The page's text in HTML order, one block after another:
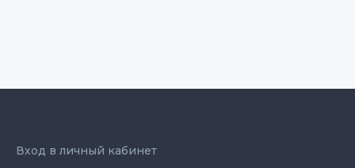
Вход в личный кабинет